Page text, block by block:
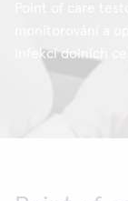
Point of care
infekcí dolních